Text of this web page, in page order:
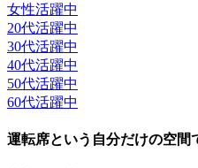
女性活躍中
20代活躍中
30代活躍中
40代活躍中
50代活躍中
60代活躍中
運転席という自分だけの空間